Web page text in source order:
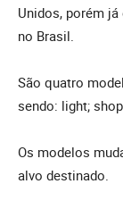
Unidos, porém
no Brasil.
São quatro
sendo: light;
Os modelos
alvo destinado.